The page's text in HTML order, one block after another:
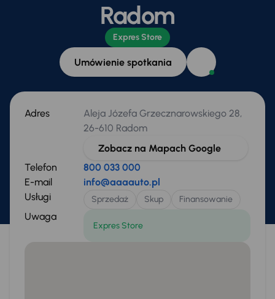
Radom
Expres Store
Umówienie spotkania
Adres
Aleja Józefa Grzecznarowskiego 28,
26-610 Radom
Zobacz na Mapach Google
Telefon
800 033 000
E-mail
info@aaaauto.pl
Usługi
Sprzedaż Skup Finansowanie
Uwaga
Expres Store